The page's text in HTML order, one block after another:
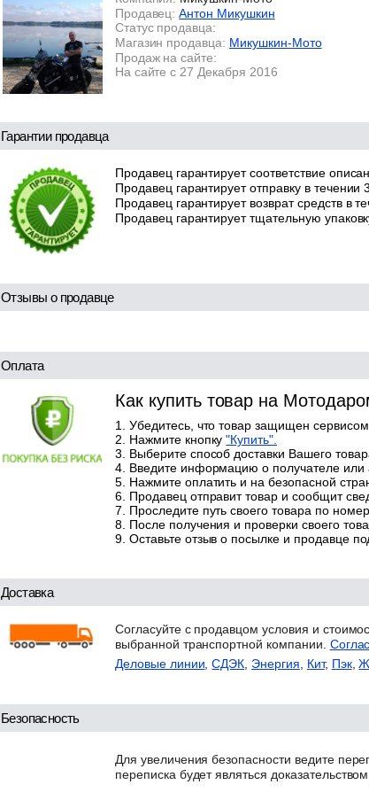
Продавец: Антон Микушкин
Статус продавца:
Магазин продавца: Микушкин-Мото
Продаж на сайте:
На сайте с 27 Декабря 2016
Гарантии продавца
Продавец гарантирует соответствие
Продавец гарантирует отправку в течении
Продавец гарантирует возврат средств в
Продавец гарантирует тщательную
Отзывы о продавце
Оплата
Как купить товар на
Убедитесь, что товар защищен
Нажмите кнопку"Купить".
Выберите способ доставки Вашего
Введите информацию о получателе или
Нажмите оплатить и на безопасной
Продавец отправит товар и сообщит
Проследите путь своего товара по
После получения и проверки своего
Оставьте отзыв о посылке и продавце
Доставка
Согласуйте с продавцом условия и
выбранной транспортной компании.
Деловые линии ,СДЭК Энергия Кит, Пэк,
Безопасность
Для увеличения безопасности ведите
переписка будет являться